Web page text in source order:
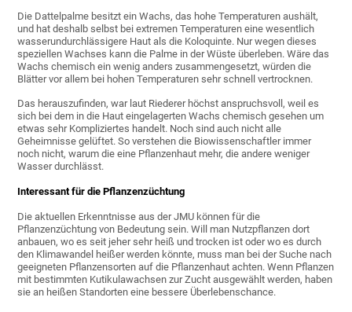
Die Dattelpalme besitzt ein Wachs, das hohe Temperaturen aushält,
und hat deshalb selbst bei extremen Temperaturen eine wesentlich
wasserundurchlässigere Haut als die Koloquinte. Nur wegen dieses
speziellen Wachses kann die Palme in der Wüste überleben. Wäre das
Wachs chemisch ein wenig anders zusammengesetzt, würden die
Blätter vor allem bei hohen Temperaturen sehr schnell vertrocknen.
Das herauszufinden, war laut Riederer höchst anspruchsvoll, weil es
sich bei dem in die Haut eingelagerten Wachs chemisch gesehen um
etwas sehr Kompliziertes handelt. Noch sind auch nicht alle
Geheimnisse gelüftet. So verstehen die Biowissenschaftler immer
noch nicht, warum die eine Pflanzenhaut mehr, die andere weniger
Wasser durchlässt.
Interessant für die Pflanzenzüchtung
Die aktuellen Erkenntnisse aus der JMU können für die
Pflanzenzüchtung von Bedeutung sein. Will man Nutzpflanzen dort
anbauen, wo es seit jeher sehr heiß und trocken ist oder wo es durch
den Klimawandel heißer werden könnte, muss man bei der Suche nach
geeigneten Pflanzensorten auf die Pflanzenhaut achten. Wenn Pflanzen
mit bestimmten Kutikulawachsen zur Zucht ausgewählt werden, haben
sie an heißen Standorten eine bessere Überlebenschance.